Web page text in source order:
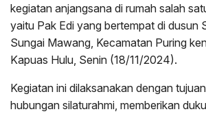
kegiatan anjangsana di rumah salah
yaitu Pak Edi yang bertempat di dusun
Sungai Mawang, Kecamatan Puring
Kapuas Hulu, Senin (18/11/2024).
Kegiatan ini dilaksanakan dengan
hubungan silaturahmi, memberikan